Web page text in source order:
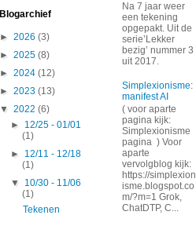
Blogarchief
► 2026 (3)
► 2025 (8)
► 2024 (12)
► 2023 (13)
▼ 2022 (6)
► 12/25 - 01/01
(1)
► 12/11 - 12/18
(1)
▼ 10/30 - 11/06
(1)
Tekenen
Na 7 jaar weer
een tekening
opgepakt. Uit de
serie’Lekker
bezig’ nummer 3
uit 2017.
Simplexionisme:
manifest AI
( voor aparte
pagina kijk:
Simplexionisme
pagina ) Voor
aparte
vervolgblog kijk:
https://simplexion
isme.blogspot.co
m/?m=1 Grok,
ChatDTP, C...